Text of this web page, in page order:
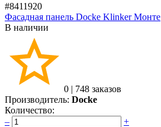
#8411920
Фасадная панель Docke Klinker Монте
В наличии
0 | 748 заказов
Производитель: Docke
Количество:
–
+